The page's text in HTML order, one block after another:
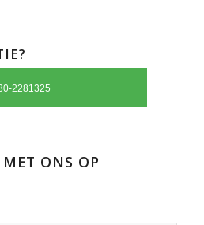
2281325
ONS OP